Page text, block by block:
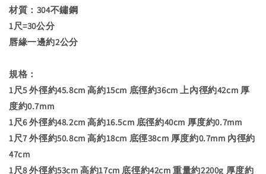
材質：304不鏽鋼
1尺=30公分
唇緣一邊約2公分
規格：
1尺5 外徑約45.8cm 高約15cm 底徑約36cm 上內徑約42cm 厚
度約0.7mm
1尺6 外徑約48.2cm 高約16.5cm 底徑約40cm 厚度約0.7mm
1尺7 外徑約50.8cm 高約18cm 底徑38cm 厚度約0.7mm 內徑約
47cm
1尺8 外徑約53cm 高約17cm 底徑約42cm 重量約2200g 厚度約